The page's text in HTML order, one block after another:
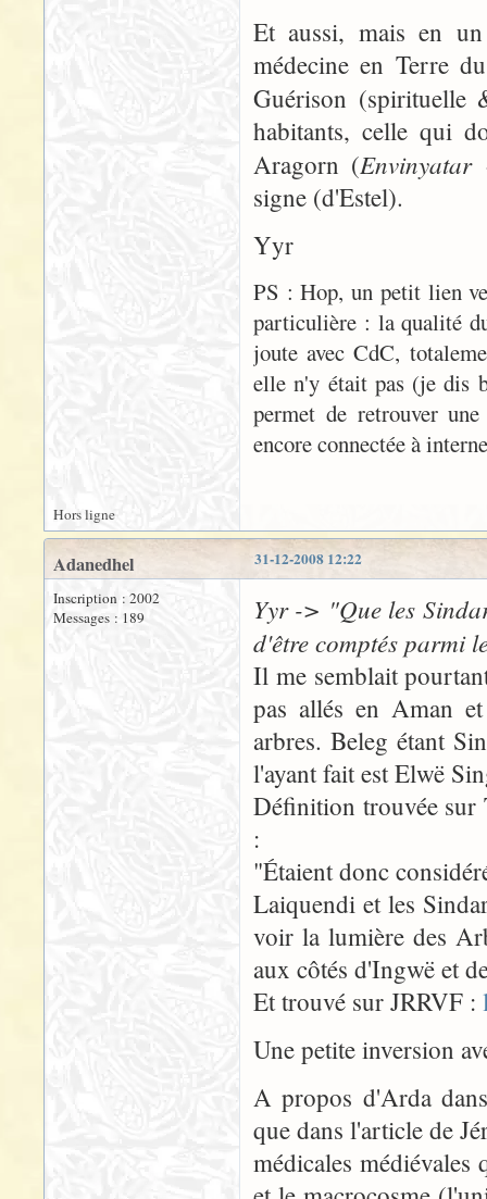
Et aussi, mais en
médecine en Terre
Guérison (spirituelle
habitants, celle qui
Aragorn (Envinyatar
signe (d'Estel).
Yyr
PS : Hop, un petit lien
particulière : la qualité
joute avec CdC,
elle n'y était pas (je dis
permet de retrouver
encore connectée à
Hors ligne
31-12-2008 12:22
Adanedhel
Inscription : 2002
Messages : 189
Yyr -> "Que les
d'être comptés parmi
Il me semblait
pas allés en Aman
arbres. Beleg étant
l'ayant fait est Elwë
Définition trouvée sur
:
"Étaient donc
Laiquendi et les
voir la lumière des
aux côtés d'Ingwë et
Et trouvé sur JRRVF :
Une petite inversion
A propos d'Arda
que dans l'article de
médicales